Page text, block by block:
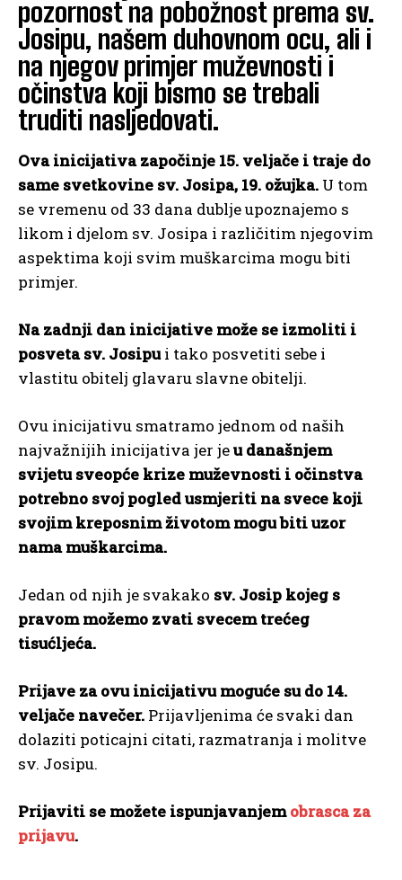
pozornost na pobožnost prema sv.
Josipu, našem duhovnom ocu, ali i
na njegov primjer muževnosti i
očinstva koji bismo se trebali
truditi nasljedovati.
Ova inicijativa započinje 15. veljače i traje do
same svetkovine sv. Josipa, 19. ožujka. U tom
se vremenu od 33 dana dublje upoznajemo s
likom i djelom sv. Josipa i različitim njegovim
aspektima koji svim muškarcima mogu biti
primjer.
Na zadnji dan inicijative može se izmoliti i
posveta sv. Josipui tako posvetiti sebe i
vlastitu obitelj glavaru slavne obitelji.
Ovu inicijativu smatramo jednom od naših
najvažnijih inicijativa jer jeu današnjem
svijetu sveopće krize muževnosti i očinstva
potrebno svoj pogled usmjeriti na svece koji
svojim kreposnim životom mogu biti uzor
nama muškarcima.
Jedan od njih je svakako sv. Josip kojeg s
pravom možemo zvati svecem trećeg
tisućljeća.
Prijave za ovu inicijativu moguće su do 14.
veljače navečer. Prijavljenima će svaki dan
dolaziti poticajni citati, razmatranja i molitve
sv. Josipu.
Prijaviti se možete ispunjavanjemobrasca za
prijavu.